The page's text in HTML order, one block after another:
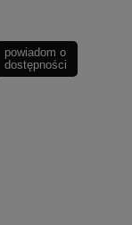
powiadom o
dostępności